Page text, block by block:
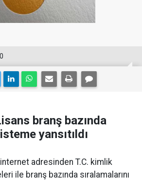
branş bazında
yansıtıldı
adresinden T.C. kimlik
ile branş bazında sıralamalarını